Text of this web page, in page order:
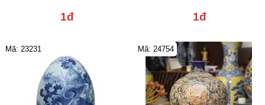
1đ 1đ
Mã: 23231 Mã: 24754